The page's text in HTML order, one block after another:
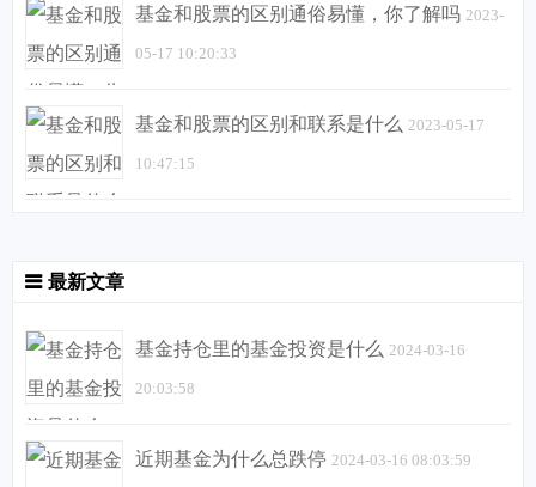
基金和股票的区别通俗易懂，你了解吗 2023-
05-17 10:20:33
基金和股票的区别和联系是什么 2023-05-17
10:47:15
最新文章
基金持仓里的基金投资是什么 2024-03-16
20:03:58
近期基金为什么总跌停 2024-03-16 08:03:59